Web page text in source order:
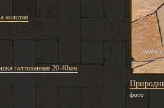
колотая
галтованная 20-40мм
фото